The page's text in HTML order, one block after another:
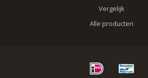
Vergelijk
Alle producten